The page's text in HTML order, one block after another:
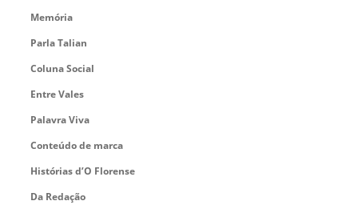
Memória
Parla Talian
Coluna Social
Entre Vales
Palavra Viva
Conteúdo de marca
Histórias d’O Florense
Da Redação